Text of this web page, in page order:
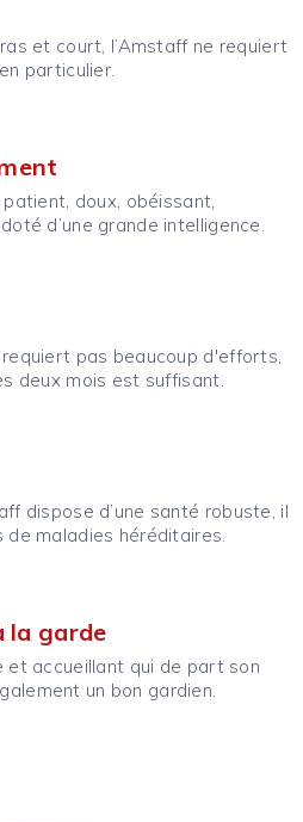
et court, l’Amstaff ne requiert
particulier.
doux, obéissant,
d’une grande intelligence.
pas beaucoup d'efforts,
deux mois est suffisant.
dispose d’une santé robuste, il
de maladies héréditaires.
la garde
et accueillant qui de part son
un bon gardien.